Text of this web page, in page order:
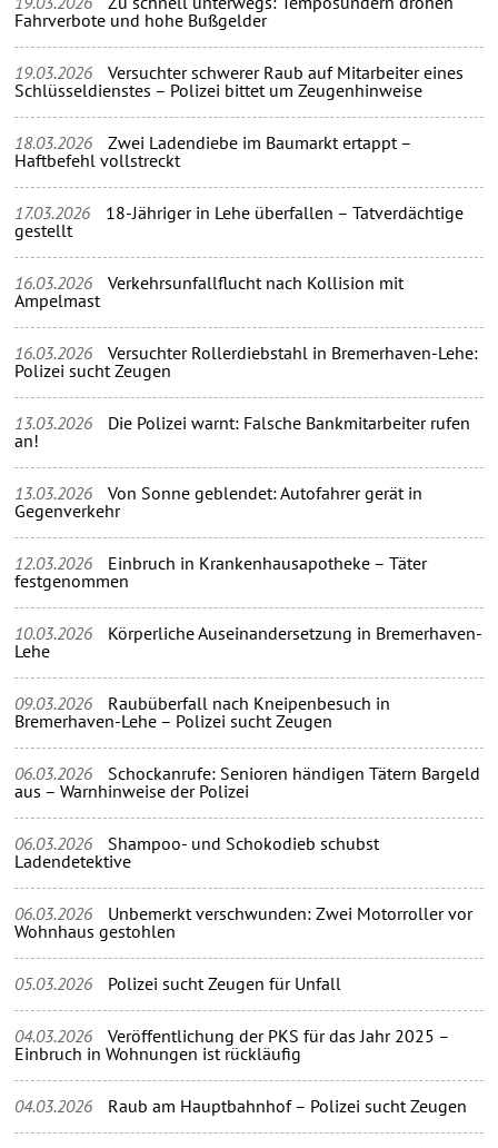
Fahrverbote und hohe Bußgelder
19.03.2026
Versuchter schwerer Raub auf Mitarbeiter eines
Schlüsseldienstes – Polizei bittet um Zeugenhinweise
18.03.2026
Zwei Ladendiebe im Baumarkt ertappt –
Haftbefehl vollstreckt
17.03.2026
18-Jähriger in Lehe überfallen – Tatverdächtige
gestellt
16.03.2026
Verkehrsunfallflucht nach Kollision mit
Ampelmast
16.03.2026
Versuchter Rollerdiebstahl in Bremerhaven-Lehe:
Polizei sucht Zeugen
13.03.2026
Die Polizei warnt: Falsche Bankmitarbeiter rufen
an!
13.03.2026
Von Sonne geblendet: Autofahrer gerät in
Gegenverkehr
12.03.2026
Einbruch in Krankenhausapotheke – Täter
festgenommen
10.03.2026
Körperliche Auseinandersetzung in Bremerhaven-
Lehe
09.03.2026
Raubüberfall nach Kneipenbesuch in
Bremerhaven-Lehe – Polizei sucht Zeugen
06.03.2026
Schockanrufe: Senioren händigen Tätern Bargeld
aus – Warnhinweise der Polizei
06.03.2026
Shampoo- und Schokodieb schubst
Ladendetektive
06.03.2026
Unbemerkt verschwunden: Zwei Motorroller vor
Wohnhaus gestohlen
05.03.2026 Polizei sucht Zeugen für Unfall
04.03.2026
Veröffentlichung der PKS für das Jahr 2025 –
Einbruch in Wohnungen ist rückläufig
04.03.2026 Raub am Hauptbahnhof – Polizei sucht Zeugen